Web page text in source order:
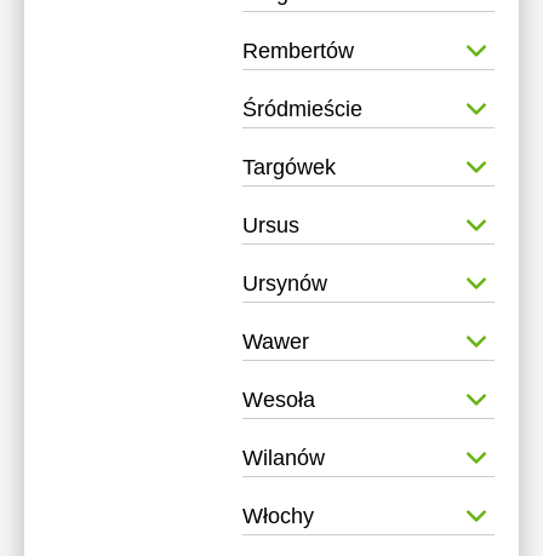
Rembertów
Śródmieście
Targówek
Ursus
Ursynów
Wawer
Wesoła
Wilanów
Włochy